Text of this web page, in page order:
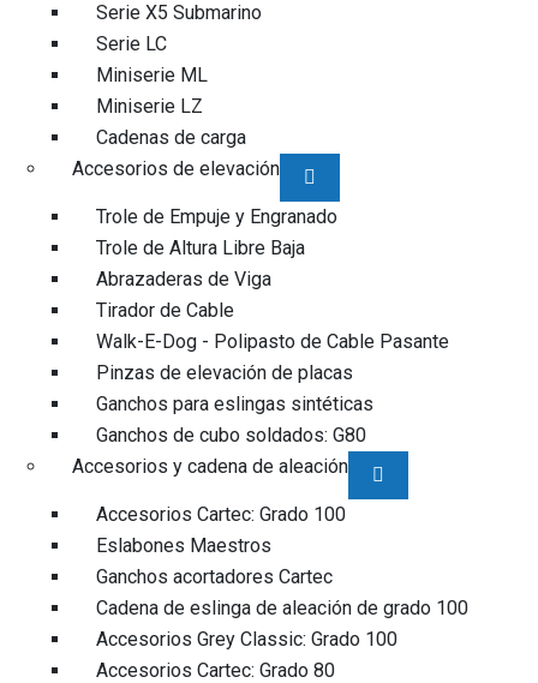
Serie X5 Submarino
Serie LC
Miniserie ML
Miniserie LZ
Cadenas de carga
Accesorios de elevación
Trole de Empuje y Engranado
Trole de Altura Libre Baja
Abrazaderas de Viga
Tirador de Cable
Walk-E-Dog - Polipasto de Cable Pasante
Pinzas de elevación de placas
Ganchos para eslingas sintéticas
Ganchos de cubo soldados: G80
Accesorios y cadena de aleación
Accesorios Cartec: Grado 100
Eslabones Maestros
Ganchos acortadores Cartec
Cadena de eslinga de aleación de grado 100
Accesorios Grey Classic: Grado 100
Accesorios Cartec: Grado 80